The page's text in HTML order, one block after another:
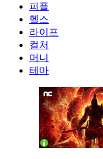
피플
헬스
라이프
컬처
머니
테마